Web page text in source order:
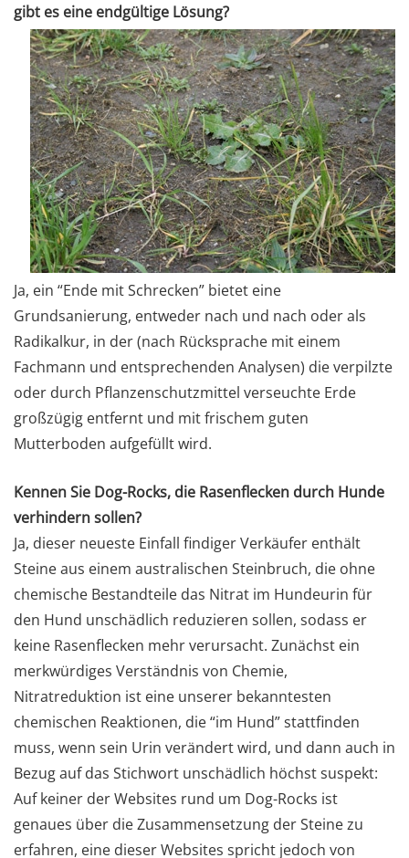
gibt es eine endgültige Lösung?
Ja, ein “Ende mit Schrecken” bietet eine
Grundsanierung, entweder nach und nach oder als
Radikalkur, in der (nach Rücksprache mit einem
Fachmann und entsprechenden Analysen) die verpilzte
oder durch Pflanzenschutzmittel verseuchte Erde
großzügig entfernt und mit frischem guten
Mutterboden aufgefüllt wird.
Kennen Sie Dog-Rocks, die Rasenflecken durch Hunde
verhindern sollen?
Ja, dieser neueste Einfall findiger Verkäufer enthält
Steine aus einem australischen Steinbruch, die ohne
chemische Bestandteile das Nitrat im Hundeurin für
den Hund unschädlich reduzieren sollen, sodass er
keine Rasenflecken mehr verursacht. Zunächst ein
merkwürdiges Verständnis von Chemie,
Nitratreduktion ist eine unserer bekanntesten
chemischen Reaktionen, die “im Hund” stattfinden
muss, wenn sein Urin verändert wird, und dann auch in
Bezug auf das Stichwort unschädlich höchst suspekt:
Auf keiner der Websites rund um Dog-Rocks ist
genaues über die Zusammensetzung der Steine zu
erfahren, eine dieser Websites spricht jedoch von